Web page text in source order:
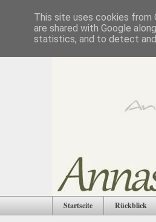
Startseite Rückblick
This site uses cookies from
are shared with Google
statistics, and to detect and